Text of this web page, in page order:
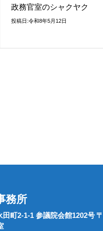
政務官室のシャクヤク
投稿日:令和8年5月12日
務所
町2-1-1 参議院会館1202号